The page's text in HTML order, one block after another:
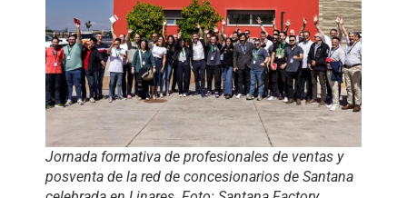
Jornada formativa de profesionales de ventas y
posventa de la red de concesionarios de Santana